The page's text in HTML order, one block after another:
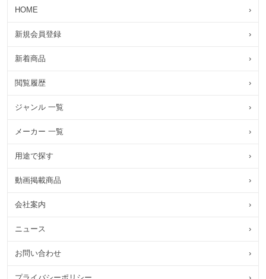
HOME ›
新規会員登録 ›
新着商品 ›
閲覧履歴 ›
ジャンル 一覧 ›
メーカー 一覧 ›
用途で探す ›
動画掲載商品 ›
会社案内 ›
ニュース ›
お問い合わせ ›